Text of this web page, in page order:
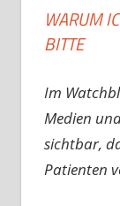
WARUM
BITTE
Im
Medien
sichtbar,
Patienten